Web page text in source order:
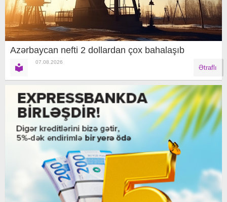
Azərbaycan nefti 2 dollardan çox bahalaşıb
07.08.2026
Ətraflı